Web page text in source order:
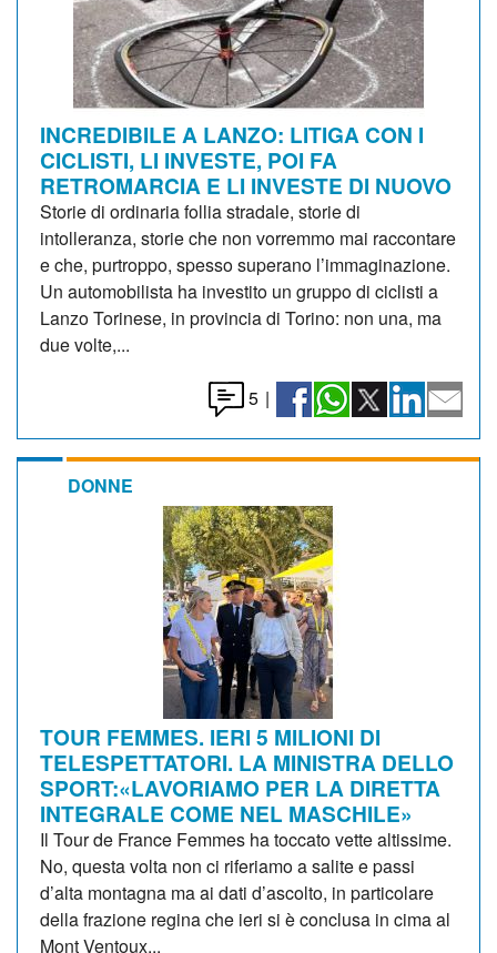
INCREDIBILE A LANZO: LITIGA CON I
CICLISTI, LI INVESTE, POI FA
RETROMARCIA E LI INVESTE DI NUOVO
Storie di ordinaria follia stradale, storie di
intolleranza, storie che non vorremmo mai raccontare
e che, purtroppo, spesso superano l’immaginazione.
Un automobilista ha investito un gruppo di ciclisti a
Lanzo Torinese, in provincia di Torino: non una, ma
due volte,...
5 |
DONNE
TOUR FEMMES. IERI 5 MILIONI DI
TELESPETTATORI. LA MINISTRA DELLO
SPORT:«LAVORIAMO PER LA DIRETTA
INTEGRALE COME NEL MASCHILE»
Il Tour de France Femmes ha toccato vette altissime.
No, questa volta non ci riferiamo a salite e passi
d’alta montagna ma ai dati d’ascolto, in particolare
della frazione regina che ieri si è conclusa in cima al
Mont Ventoux...